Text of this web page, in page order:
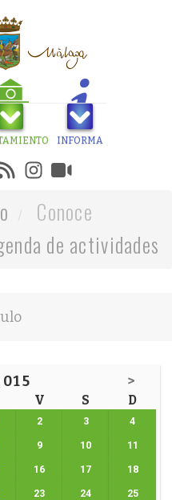
INFORMA
Conoce
de actividades
>
V S D
2 3 4
9 10 11
16 17 18
23 24 25